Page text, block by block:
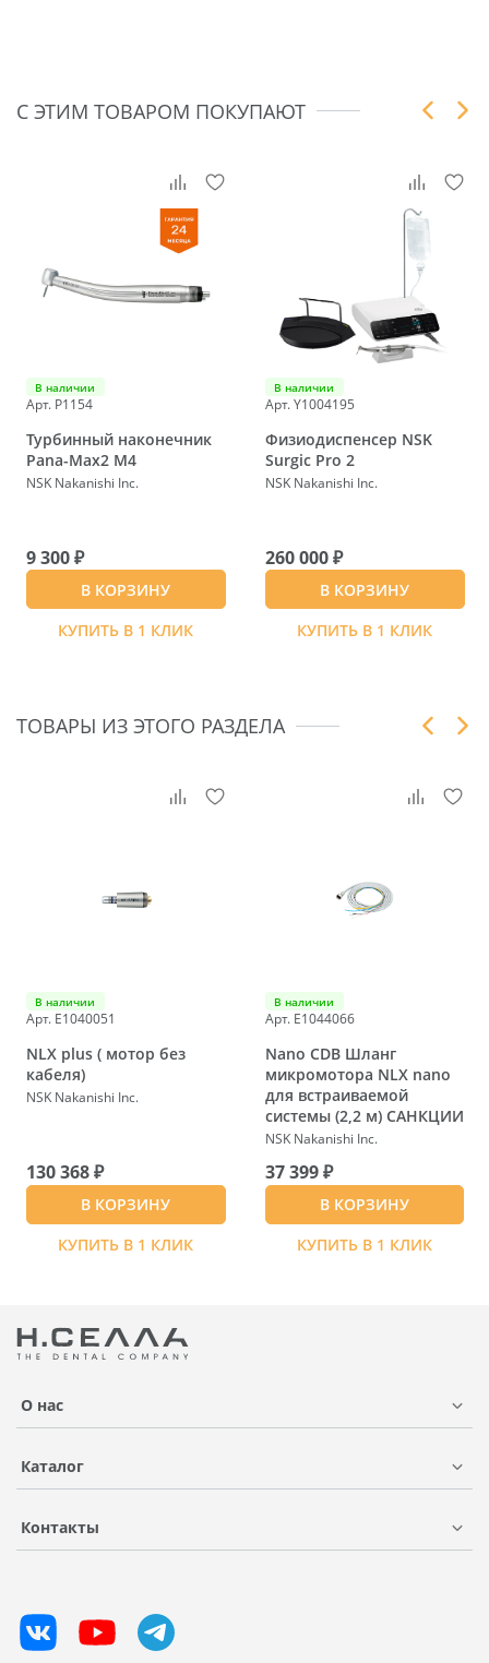
С ЭТИМ ТОВАРОМ ПОКУПАЮТ
В наличии
Арт. P1154
Турбинный наконечник
Pana-Max2 M4
NSK Nakanishi Inc.
9 300 ₽
В КОРЗИНУ
КУПИТЬ В 1 КЛИК
В наличии
Арт. Y1004195
Физиодиспенсер NSK
Surgic Pro 2
NSK Nakanishi Inc.
260 000 ₽
В КОРЗИНУ
КУПИТЬ В 1 КЛИК
ТОВАРЫ ИЗ ЭТОГО РАЗДЕЛА
В наличии
Арт. E1040051
NLX plus ( мотор без
кабеля)
NSK Nakanishi Inc.
130 368 ₽
В КОРЗИНУ
КУПИТЬ В 1 КЛИК
В наличии
Арт. E1044066
Nano CDB Шланг
микромотора NLX nano
для встраиваемой
системы (2,2 м) САНКЦИИ
NSK Nakanishi Inc.
37 399 ₽
В КОРЗИНУ
КУПИТЬ В 1 КЛИК
О нас
Каталог
Контакты